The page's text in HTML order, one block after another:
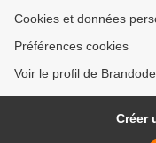
Cookies et données
Préférences cookies
Voir le profil de
Créer